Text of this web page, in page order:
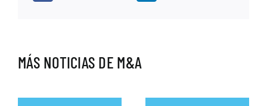
MÁS NOTICIAS DE M&A